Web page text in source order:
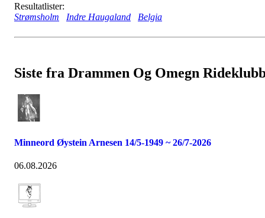
Resultatlister:
Strømsholm
Indre Haugaland Belgia
Siste fra Drammen Og Omegn
Minneord Øystein Arnesen 14/5-1949 ~ 26/7-2026
06.08.2026